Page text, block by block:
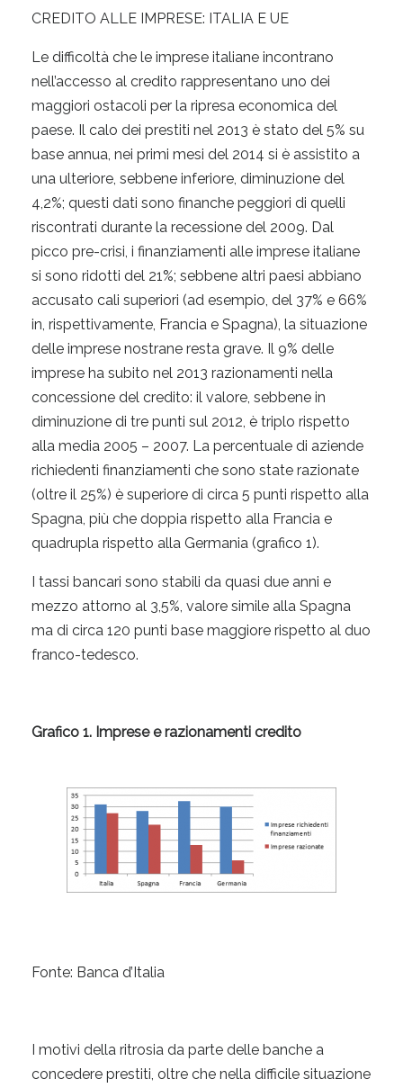
CREDITO ALLE IMPRESE: ITALIA E UE
Le difficoltà che le imprese italiane incontrano
nell’accesso al credito rappresentano uno dei
maggiori ostacoli per la ripresa economica del
paese. Il calo dei prestiti nel 2013 è stato del 5% su
base annua, nei primi mesi del 2014 si è assistito a
una ulteriore, sebbene inferiore, diminuzione del
4,2%; questi dati sono finanche peggiori di quelli
riscontrati durante la recessione del 2009. Dal
picco pre-crisi, i finanziamenti alle imprese italiane
si sono ridotti del 21%; sebbene altri paesi abbiano
accusato cali superiori (ad esempio, del 37% e 66%
in, rispettivamente, Francia e Spagna), la situazione
delle imprese nostrane resta grave. Il 9% delle
imprese ha subito nel 2013 razionamenti nella
concessione del credito: il valore, sebbene in
diminuzione di tre punti sul 2012, è triplo rispetto
alla media 2005 – 2007. La percentuale di aziende
richiedenti finanziamenti che sono state razionate
(oltre il 25%) è superiore di circa 5 punti rispetto alla
Spagna, più che doppia rispetto alla Francia e
quadrupla rispetto alla Germania (grafico 1).
I tassi bancari sono stabili da quasi due anni e
mezzo attorno al 3,5%, valore simile alla Spagna
ma di circa 120 punti base maggiore rispetto al duo
franco-tedesco.
Grafico 1. Imprese e razionamenti credito
Fonte: Banca d’Italia
I motivi della ritrosia da parte delle banche a
concedere prestiti, oltre che nella difficile situazione